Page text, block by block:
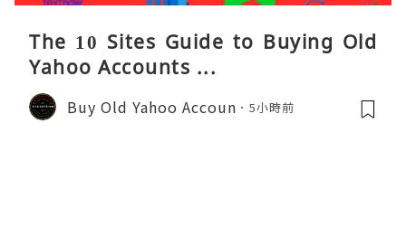
The 10 Sites Guide to Buying Old
Yahoo Accounts ...
Buy Old Yahoo Accoun 5小時前